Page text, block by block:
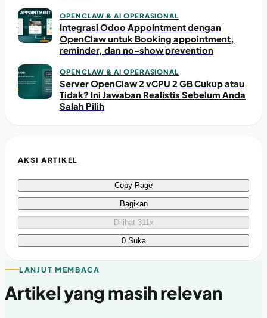
OPENCLAW & AI OPERASIONAL
Integrasi Odoo Appointment dengan
OpenClaw untuk Booking appointment,
reminder, dan no-show prevention
OPENCLAW & AI OPERASIONAL
Server OpenClaw 2 vCPU 2 GB Cukup atau
Tidak? Ini Jawaban Realistis Sebelum Anda
Salah Pilih
AKSI ARTIKEL
Copy Page
Bagikan
Dilihat 311x
0 Suka
LANJUT MEMBACA
Artikel yang masih relevan